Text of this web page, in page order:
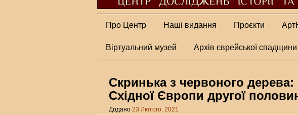
Про Центр Наші видання Проєкти
Віртуальний музей Архів єврейської спадщини
Скринька з червоного
Східної Європи другої
Додано 23 Лютого, 2021